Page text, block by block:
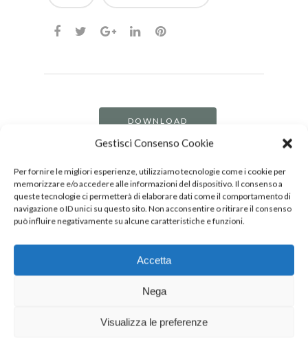
Gestisci Consenso Cookie
Per fornire le migliori esperienze, utilizziamo tecnologie come i cookie per
memorizzare e/o accedere alle informazioni del dispositivo. Il consenso a
queste tecnologie ci permetterà di elaborare dati come il comportamento di
navigazione o ID unici su questo sito. Non acconsentire o ritirare il consenso
può influire negativamente su alcune caratteristiche e funzioni.
Accetta
Nega
Visualizza le preferenze
DOWNLOAD
Next Post
CREMONINI S.P.A: COMPLETATO